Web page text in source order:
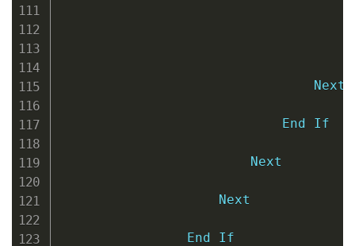
Next
End If
Next
Next
End If